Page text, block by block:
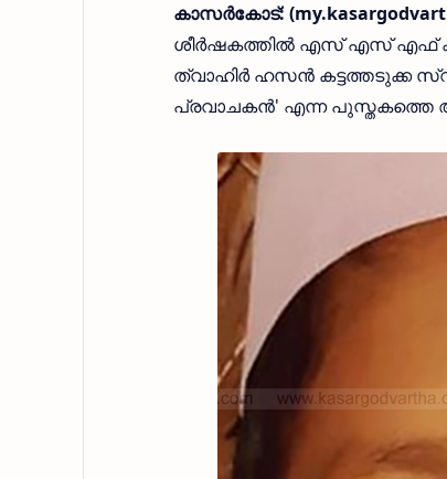
കാസർകോട്:
ശീർഷകത്തിൽ എസ് എസ് എഫ്
ത്വാഹിർ ഹസൻ കട്ടത്തടുക്ക
പ്രവാചകൻ' എന്ന പുസ്തകത്തെ